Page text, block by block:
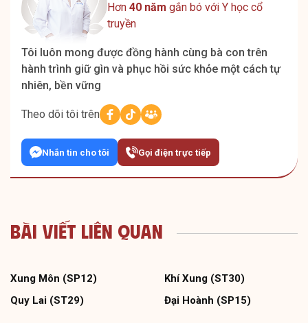
Hơn 40 năm gắn bó với Y học cổ
truyền
Tôi luôn mong được đồng hành cùng bà con trên
hành trình giữ gìn và phục hồi sức khỏe một cách tự
nhiên, bền vững
Theo dõi tôi trên
Nhắn tin cho tôi Gọi điện trực tiếp
Bài Viết Liên Quan
Xung Môn (SP12)
Khí Xung (ST30)
Quy Lai (ST29)
Đại Hoành (SP15)